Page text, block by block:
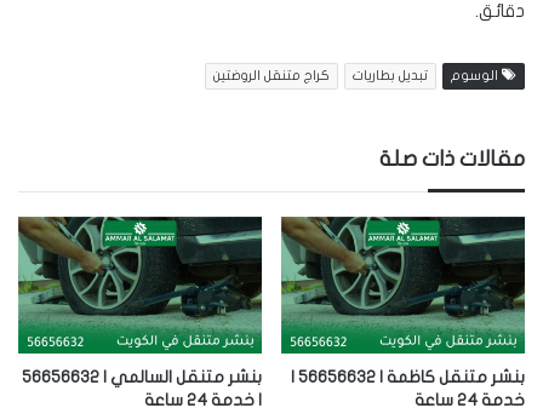
دقائق.
الوسوم تبديل بطاريات كراج متنقل الروضتين
مقالات ذات صلة
خدمة 24 ساعة
بنشر متنقل السالمي | 56656632
| خدمة 24 ساعة